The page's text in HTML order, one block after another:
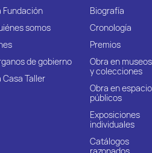
Fundación
somos
de gobierno
Casa Taller
Biografía
Cronología
Premios
Obra en museos
y colecciones
Obra en
públicos
Exposiciones
individuales
Catálogos